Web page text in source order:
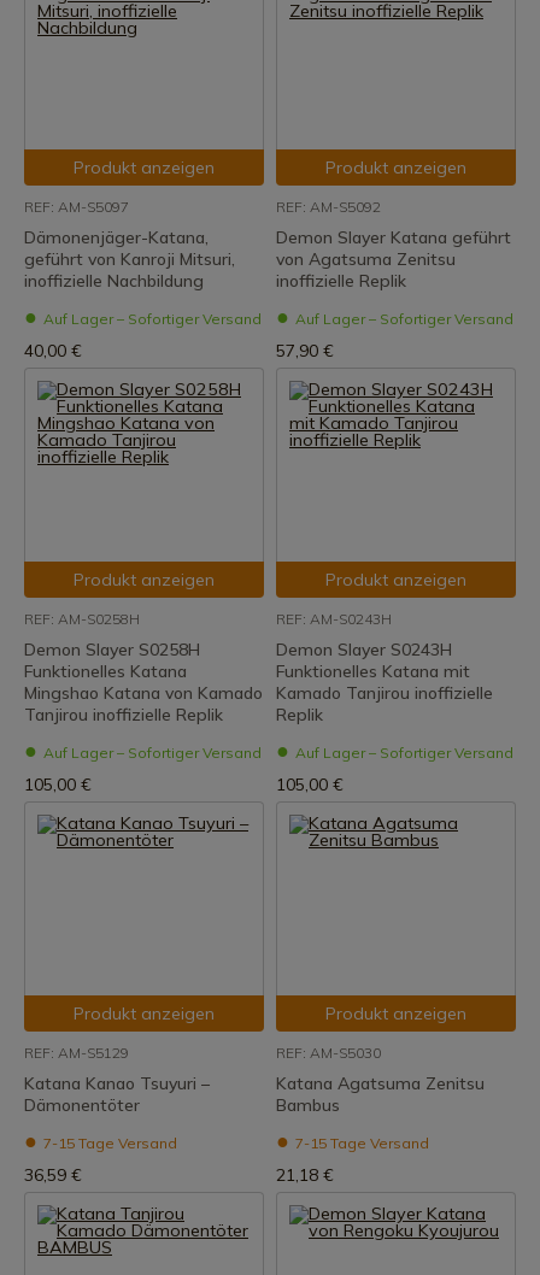
Produkt anzeigen
REF: AM-S5097
Dämonenjäger-Katana,
geführt von Kanroji Mitsuri,
inoffizielle Nachbildung
Auf Lager – Sofortiger Versand
40,00 €
Produkt anzeigen
REF: AM-S5092
Demon Slayer Katana geführt
von Agatsuma Zenitsu
inoffizielle Replik
Auf Lager – Sofortiger Versand
57,90 €
Produkt anzeigen
REF: AM-S0258H
Demon Slayer S0258H
Funktionelles Katana
Mingshao Katana von Kamado
Tanjirou inoffizielle Replik
Auf Lager – Sofortiger Versand
105,00 €
Produkt anzeigen
REF: AM-S0243H
Demon Slayer S0243H
Funktionelles Katana mit
Kamado Tanjirou inoffizielle
Replik
Auf Lager – Sofortiger Versand
105,00 €
Produkt anzeigen
REF: AM-S5129
Katana Kanao Tsuyuri –
Dämonentöter
7-15 Tage Versand
36,59 €
Produkt anzeigen
REF: AM-S5030
Katana Agatsuma Zenitsu
Bambus
7-15 Tage Versand
21,18 €